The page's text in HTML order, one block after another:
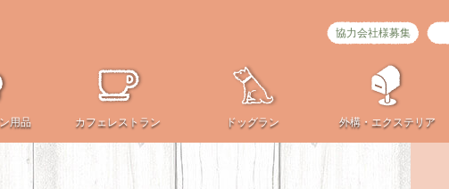
用品 カフェレストラン ドッグラン 外構・ エクステリア
協力会社様募集